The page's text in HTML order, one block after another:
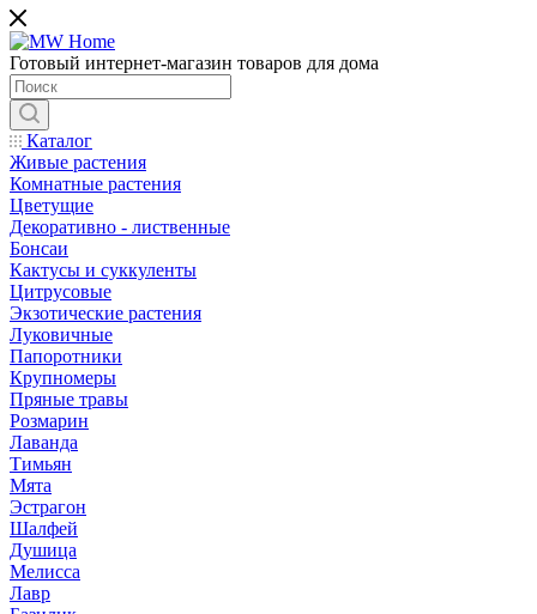
Готовый интернет-магазин товаров для дома
Каталог
Живые растения
Комнатные растения
Цветущие
Декоративно - лиственные
Бонсаи
Кактусы и суккуленты
Цитрусовые
Экзотические растения
Луковичные
Папоротники
Крупномеры
Пряные травы
Розмарин
Лаванда
Тимьян
Мята
Эстрагон
Шалфей
Душица
Мелисса
Лавр